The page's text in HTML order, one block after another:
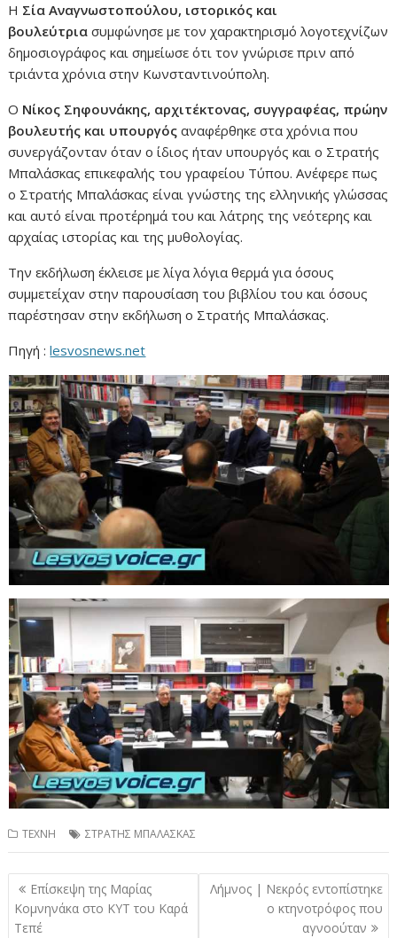
Η Σία Αναγνωστοπούλου, ιστορικός και
βουλεύτριασυμφώνησε με τον χαρακτηρισμό λογοτεχνίζων
δημοσιογράφος και σημείωσε ότι τον γνώρισε πριν από
τριάντα χρόνια στην Κωνσταντινούπολη.
Ο Νίκος Σηφουνάκης, αρχιτέκτονας, συγγραφέας, πρώην
βουλευτής και υπουργόςαναφέρθηκε στα χρόνια που
συνεργάζονταν όταν ο ίδιος ήταν υπουργός και ο Στρατής
Μπαλάσκας επικεφαλής του γραφείου Τύπου. Ανέφερε πως
ο Στρατής Μπαλάσκας είναι γνώστης της ελληνικής γλώσσας
και αυτό είναι προτέρημά του και λάτρης της νεότερης και
αρχαίας ιστορίας και της μυθολογίας.
Την εκδήλωση έκλεισε με λίγα λόγια θερμά για όσους
συμμετείχαν στην παρουσίαση του βιβλίου του και όσους
παρέστησαν στην εκδήλωση ο Στρατής Μπαλάσκας.
Πηγή :lesvosnews.net
ΤΕΧΝΗ ΣΤΡΑΤΗΣ ΜΠΑΛΑΣΚΑΣ
Πλοήγηση
άρθρων
Επίσκεψη της Μαρίας
Κομνηνάκα στο ΚΥΤ του Καρά
Τεπέ
Λήμνος | Νεκρός εντοπίστηκε
ο κτηνοτρόφος που
αγνοούταν